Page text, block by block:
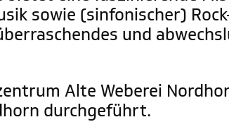
sowie (sinfonischer)
und
Alte Weberei
durchgeführt.